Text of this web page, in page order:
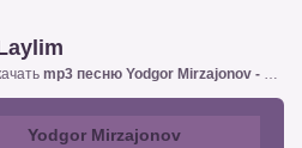
mp3 песню Yodgor Mirzajonov - Laylim
Yodgor Mirzajonov